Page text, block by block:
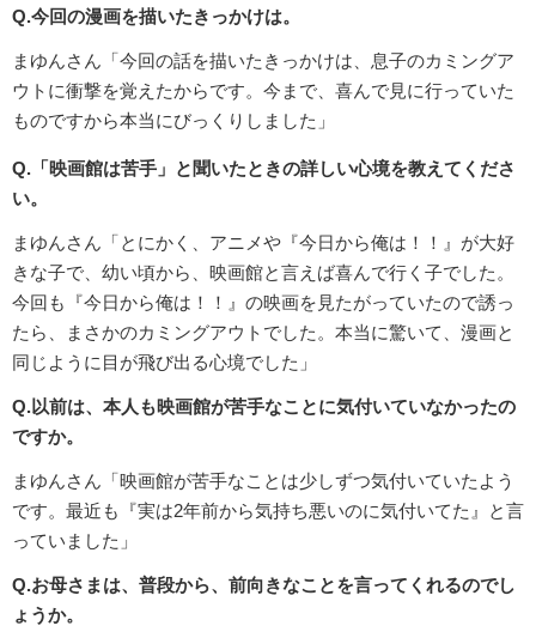
Q.今回の漫画を描いたきっかけは。
まゆんさん「今回の話を描いたきっかけは、息子のカミングア
ウトに衝撃を覚えたからです。今まで、喜んで見に行っていた
ものですから本当にびっくりしました」
Q.「映画館は苦手」と聞いたときの詳しい心境を教えてくださ
い。
まゆんさん「とにかく、アニメや『今日から俺は！！』が大好
きな子で、幼い頃から、映画館と言えば喜んで行く子でした。
今回も『今日から俺は！！』の映画を見たがっていたので誘っ
たら、まさかのカミングアウトでした。本当に驚いて、漫画と
同じように目が飛び出る心境でした」
Q.以前は、本人も映画館が苦手なことに気付いていなかったの
ですか。
まゆんさん「映画館が苦手なことは少しずつ気付いていたよう
です。最近も『実は2年前から気持ち悪いのに気付いてた』と言
っていました」
Q.お母さまは、普段から、前向きなことを言ってくれるのでし
ょうか。